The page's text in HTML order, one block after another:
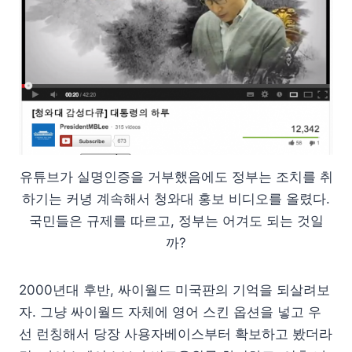
유튜브가 실명인증을 거부했음에도 정부는 조치를 취
하기는 커녕 계속해서 청와대 홍보 비디오를 올렸다.
국민들은 규제를 따르고, 정부는 어겨도 되는 것일
까?
2000년대 후반, 싸이월드 미국판의 기억을 되살려보
자. 그냥 싸이월드 자체에 영어 스킨 옵션을 넣고 우
선 런칭해서 당장 사용자베이스부터 확보하고 봤더라